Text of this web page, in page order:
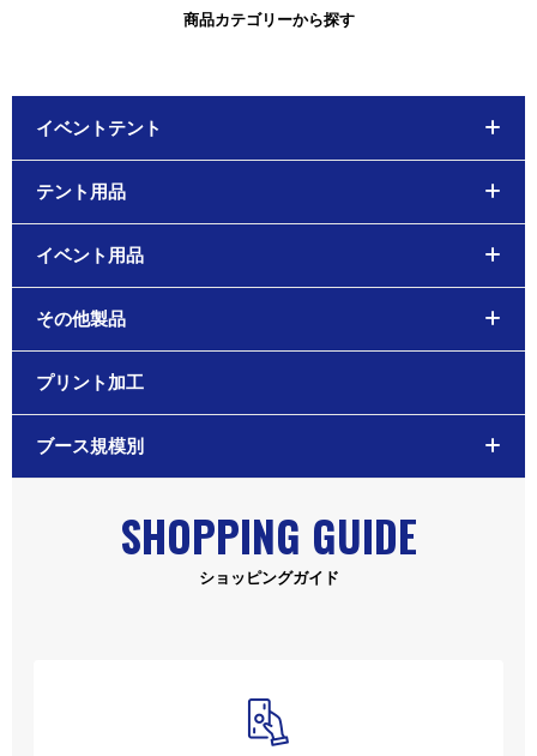
商品カテゴリーから探す
イベントテント
テント用品
イベント用品
その他製品
プリント加工
ブース規模別
SHOPPING GUIDE
ショッピングガイド